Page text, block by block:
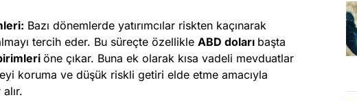
Bazı dönemlerde yatırımcılar riskten kaçınarak
tercih eder. Bu süreçte özellikle ABD doları başta
öne çıkar. Buna ek olarak kısa vadeli mevduatlar
koruma ve düşük riskli getiri elde etme amacıyla